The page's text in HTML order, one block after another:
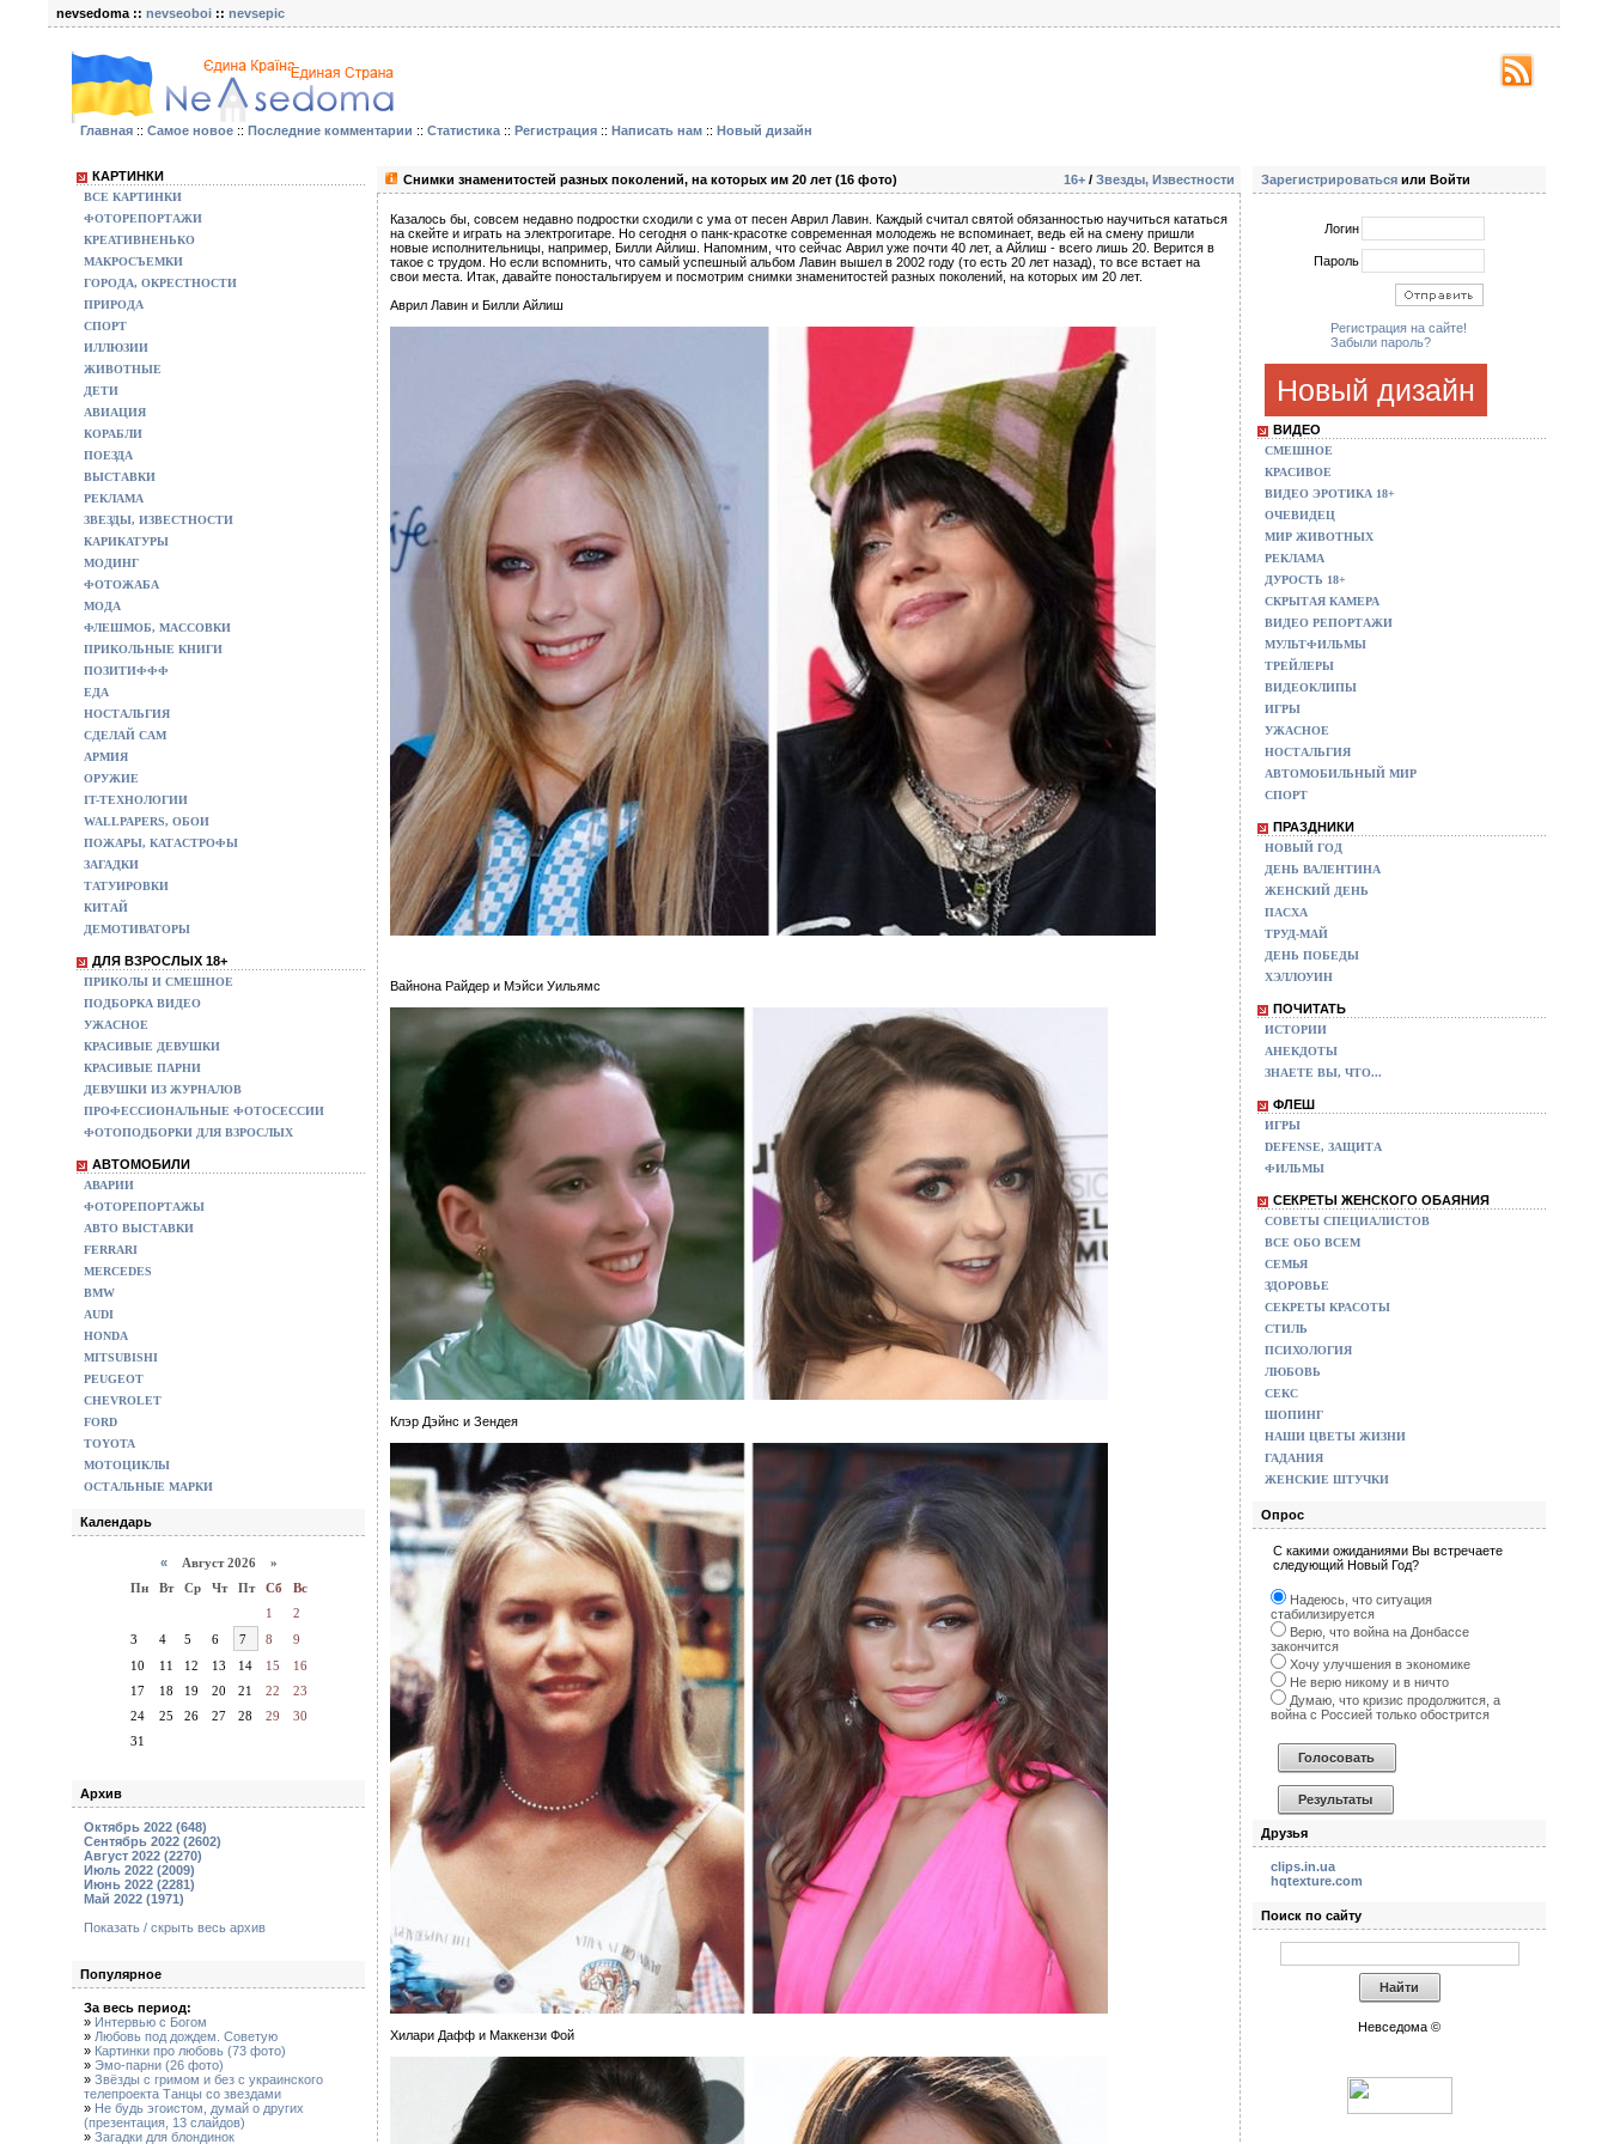
nevsedoma :: nevseoboi :: nevsepic
Главная :: Самое новое :: Последние комментарии :: Статистика :: Регистрация :: Написать нам :: Новый дизайн
КАРТИНКИ
ВСЕ КАРТИНКИ
ФОТОРЕПОРТАЖИ
КРЕАТИВНЕНЬКО
МАКРОСЪЕМКИ
ГОРОДА, ОКРЕСТНОСТИ
ПРИРОДА
СПОРТ
ИЛЛЮЗИИ
ЖИВОТНЫЕ
ДЕТИ
АВИАЦИЯ
КОРАБЛИ
ПОЕЗДА
ВЫСТАВКИ
РЕКЛАМА
ЗВЕЗДЫ, ИЗВЕСТНОСТИ
КАРИКАТУРЫ
МОДИНГ
ФОТОЖАБА
МОДА
ФЛЕШМОБ, МАССОВКИ
ПРИКОЛЬНЫЕ КНИГИ
ПОЗИТИФФФ
ЕДА
НОСТАЛЬГИЯ
СДЕЛАЙ САМ
АРМИЯ
ОРУЖИЕ
IT-ТЕХНОЛОГИИ
WALLPAPERS, ОБОИ
ПОЖАРЫ, КАТАСТРОФЫ
ЗАГАДКИ
ТАТУИРОВКИ
КИТАЙ
ДЕМОТИВАТОРЫ
ДЛЯ ВЗРОСЛЫХ 18+
ПРИКОЛЫ И СМЕШНОЕ
ПОДБОРКА ВИДЕО
УЖАСНОЕ
КРАСИВЫЕ ДЕВУШКИ
КРАСИВЫЕ ПАРНИ
ДЕВУШКИ ИЗ ЖУРНАЛОВ
ПРОФЕССИОНАЛЬНЫЕ ФОТОСЕССИИ
ФОТОПОДБОРКИ ДЛЯ ВЗРОСЛЫХ
АВТОМОБИЛИ
АВАРИИ
ФОТОРЕПОРТАЖЫ
АВТО ВЫСТАВКИ
FERRARI
MERCEDES
BMW
AUDI
HONDA
MITSUBISHI
PEUGEOT
CHEVROLET
FORD
TOYOTA
МОТОЦИКЛЫ
ОСТАЛЬНЫЕ МАРКИ
Календарь
« Август 2026 »
Пн
Вт Ср Чт Пт Сб
Вс
1
2
3
4 5 6 7 8
9
10
11 12 13 14 15
16
17
18 19 20 21 22
23
24
25 26 27 28 29
30
31
Архив
Октябрь 2022 (648)
Сентябрь 2022 (2602)
Август 2022 (2270)
Июль 2022 (2009)
Июнь 2022 (2281)
Май 2022 (1971)
Показать / скрыть весь архив
Популярное
За весь период:
» Интервью с Богом
» Любовь под дождем. Советую
» Картинки про любовь (73 фото)
» Эмо-парни (26 фото)
» Звёзды с гримом и без с украинского
телепроекта Танцы со звездами
» Не будь эгоистом, думай о других
(презентация, 13 слайдов)
» Загадки для блондинок
16+ / Звезды, Известности
Снимки знаменитостей разных поколений, на которых им 20 лет (16 фото)
Казалось бы, совсем недавно подростки сходили с ума от песен Аврил Лавин. Каждый считал святой обязанностью научиться кататься
на скейте и играть на электрогитаре. Но сегодня о панк-красотке современная молодежь не вспоминает, ведь ей на смену пришли
новые исполнительницы, например, Билли Айлиш. Напомним, что сейчас Аврил уже почти 40 лет, а Айлиш - всего лишь 20. Верится в
такое с трудом. Но если вспомнить, что самый успешный альбом Лавин вышел в 2002 году (то есть 20 лет назад), то все встает на
свои места. Итак, давайте поностальгируем и посмотрим снимки знаменитостей разных поколений, на которых им 20 лет.
Аврил Лавин и Билли Айлиш
Вайнона Райдер и Мэйси Уильямс
Клэр Дэйнс и Зендея
Хилари Дафф и Маккензи Фой
Зарегистрироваться или Войти
Логин
Пароль
Регистрация на сайте!
Забыли пароль?
Новый дизайн
ВИДЕО
СМЕШНОЕ
КРАСИВОЕ
ВИДЕО ЭРОТИКА 18+
ОЧЕВИДЕЦ
МИР ЖИВОТНЫХ
РЕКЛАМА
ДУРОСТЬ 18+
СКРЫТАЯ КАМЕРА
ВИДЕО РЕПОРТАЖИ
МУЛЬТФИЛЬМЫ
ТРЕЙЛЕРЫ
ВИДЕОКЛИПЫ
ИГРЫ
УЖАСНОЕ
НОСТАЛЬГИЯ
АВТОМОБИЛЬНЫЙ МИР
СПОРТ
ПРАЗДНИКИ
НОВЫЙ ГОД
ДЕНЬ ВАЛЕНТИНА
ЖЕНСКИЙ ДЕНЬ
ПАСХА
ТРУД-МАЙ
ДЕНЬ ПОБЕДЫ
ХЭЛЛОУИН
ПОЧИТАТЬ
ИСТОРИИ
АНЕКДОТЫ
ЗНАЕТЕ ВЫ, ЧТО...
ФЛЕШ
ИГРЫ
DEFENSE, ЗАЩИТА
ФИЛЬМЫ
СЕКРЕТЫ ЖЕНСКОГО ОБАЯНИЯ
СОВЕТЫ СПЕЦИАЛИСТОВ
ВСЕ ОБО ВСЕМ
СЕМЬЯ
ЗДОРОВЬЕ
СЕКРЕТЫ КРАСОТЫ
СТИЛЬ
ПСИХОЛОГИЯ
ЛЮБОВЬ
СЕКС
ШОПИНГ
НАШИ ЦВЕТЫ ЖИЗНИ
ГАДАНИЯ
ЖЕНСКИЕ ШТУЧКИ
Опрос
С какими ожиданиями Вы встречаете
следующий Новый Год?
Надеюсь, что ситуация
стабилизируется
Верю, что война на Донбассе
закончится
Хочу улучшения в экономике
Не верю никому и в ничто
Думаю, что кризис продолжится, а
война с Россией только обострится
Друзья
clips.in.ua
hqtexture.com
Поиск по сайту
Невседома ©